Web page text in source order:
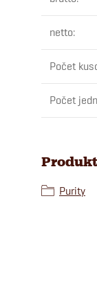
netto:
Počet
Počet
Purity